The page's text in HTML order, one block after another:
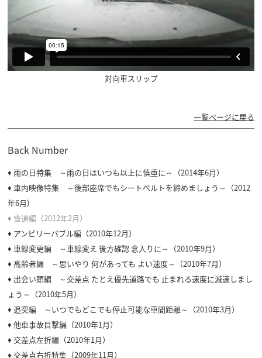
対向車スリップ
一覧ページに戻る
Back Number
♦ 雨の日特集 ～雨の日はいつも以上に慎重に～（2014年6月）
♦ 車内映像特集 ～後部座席でもシートベルトを締めましょう～（2012
年6月)
♦ 雪道編（2012年2月）
♦ アンビリーバブル編（2010年12月）
♦ 車線変更編 ～車線変え 後方確認 念入りに～（2010年9月）
♦ 高齢者編 ～思いやり 何があっても よい速度～（2010年7月）
♦ 出会い頭編 ～交差点 たとえ優先道路でも 止まれる速度に減速しまし
ょう～（2010年5月）
♦ 追突編 ～いつでもどこでも停止可能な車間距離～（2010年3月）
♦ 他車事故目撃編（2010年1月）
♦ 交差点左折編（2010年1月）
♦ 交差点右折特集（2009年11月）